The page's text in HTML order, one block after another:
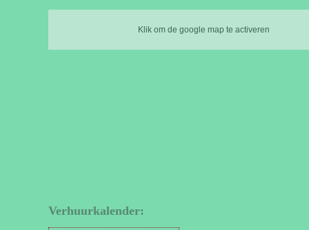
Klik om de google map te activeren
Verhuurkalender: